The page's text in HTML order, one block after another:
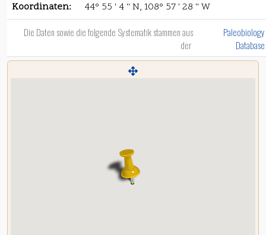
Koordinaten:
44° 55 ' 4 '' N, 108° 57 ' 28 '' W
Die Daten sowie die folgende Systematik stammen aus
der
Paleobiology
Database